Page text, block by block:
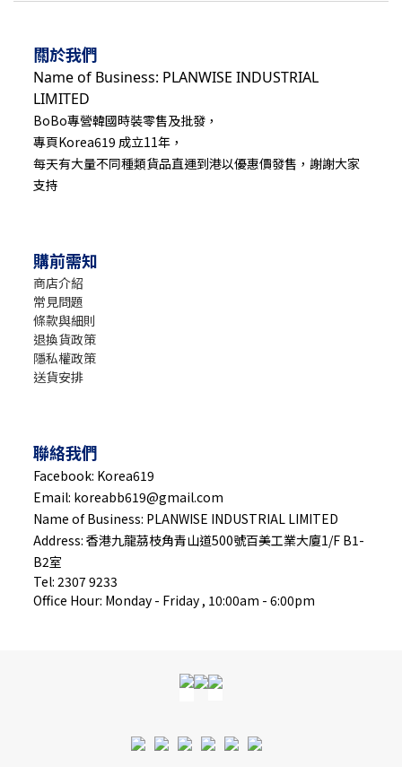
關於我們
Name of Business: PLANWISE INDUSTRIAL
LIMITED
BoBo專營韓國時裝零售及批發，
專頁Korea619 成立11年，
每天有大量不同種類貨品直運到港以優惠價發售，謝謝大家
支持
購前需知
商店介紹
常見問題
條款與細則
退換貨政策
隱私權政策
送貨安排
聯絡我們
Facebook: Korea619
Email: koreabb619@gmail.com
Name of Business: PLANWISE INDUSTRIAL LIMITED
Address: 香港九龍茘枝角青山道500號百美工業大廈1/F B1-
B2室
Tel: 2307 9233
Office Hour: Monday - Friday , 10:00am - 6:00pm